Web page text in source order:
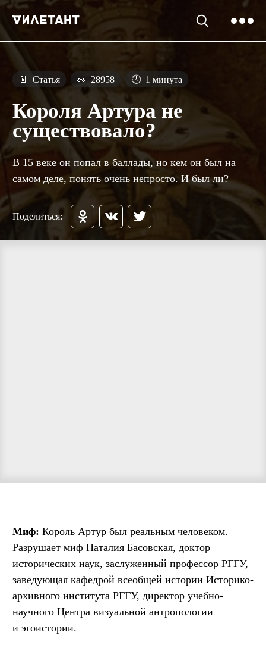
📄 Статья 👀 28958 🕓 1 минута
Короля Артура не
существовало?
В 15 веке он попал в баллады, но кем он был на
самом деле, понять очень непросто. И был ли?
Поделиться:
Миф: Король Артур был реальным человеком.
Разрушает миф Наталия Басовская, доктор
исторических наук, заслуженный профессор РГГУ,
заведующая кафедрой всеобщей истории Историко-
архивного института РГГУ, директор учебно-
научного Центра визуальной антропологии
и эгоистории.